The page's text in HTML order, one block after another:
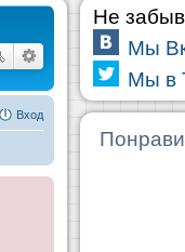
Вход
Не
Мы
Мы в